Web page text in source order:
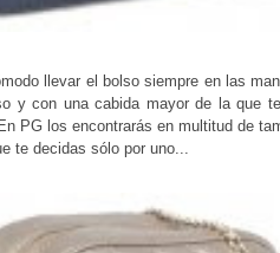
llevar el bolso siempre en las
y con una cabida mayor de la que
PG los encontrarás en multitud de
te decidas sólo por uno...